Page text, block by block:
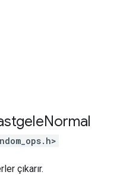
Normal
çıkarır.